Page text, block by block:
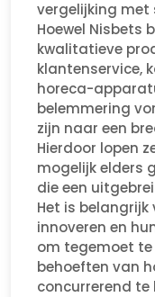
vergelijking met
Hoewel Nisbets
kwalitatieve
klantenservice,
horeca-
belemmering
zijn naar een
Hierdoor lopen
mogelijk elders
die een
Het is
innoveren en
om tegemoet
behoeften van
concurrerend te